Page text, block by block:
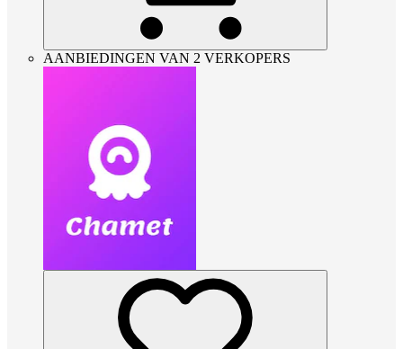
AANBIEDINGEN VAN 2 VERKOPERS